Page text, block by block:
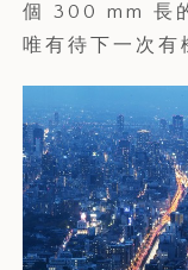
個 300 mm 長
唯有待下一次有